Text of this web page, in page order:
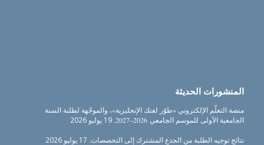
المنشورات الحديثة
منصة التعلّم الإلكتروني «طوّر لغتك الإنجليزية»، والموجّهة لطلبة السنة
الجامعية الأولى للموسم الجامعي 2026–2027.
19 يوليو 2026
نتائج توجيه الطلبة من الجذع المشترك إلى التخصصات. 17 يوليو 2026